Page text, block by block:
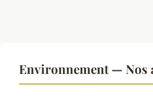
Environnement — Nos